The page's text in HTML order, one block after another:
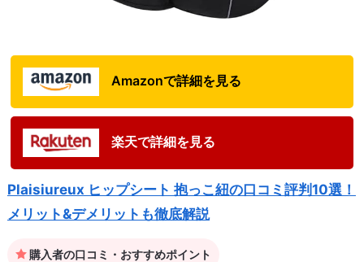
Amazonで詳細を見る
楽天で詳細を見る
Plaisiureux ヒップシート 抱っこ紐の口コミ評判10選！
メリット&デメリットも徹底解説
購入者の口コミ・おすすめポイント